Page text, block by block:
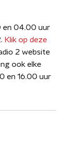
en 04.00 uur
Klik op deze
2 website
ook elke
en 16.00 uur